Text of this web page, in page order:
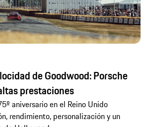
prestaciones
aniversario en el Reino Unido
rendimiento, personalización y un
de Hollywood.